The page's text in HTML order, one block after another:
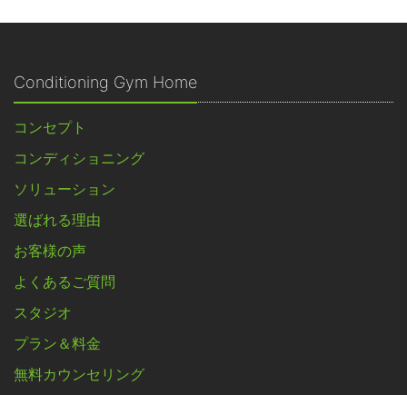
Conditioning Gym Home
コンセプト
コンディショニング
ソリューション
選ばれる理由
お客様の声
よくあるご質問
スタジオ
プラン＆料金
無料カウンセリング